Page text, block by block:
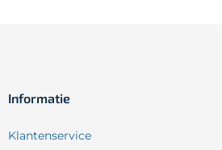
Informatie
Klantenservice